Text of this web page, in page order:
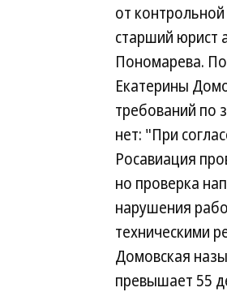
от
старший юрист
Пономарева.
Екатерины
требований по
нет: "При
Росавиация
но проверка
нарушения
техническими
Домовская
превышает 55